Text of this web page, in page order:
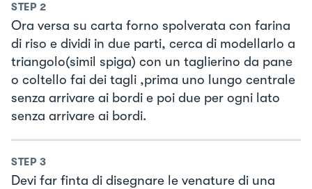
STEP 2
Ora versa su carta forno spolverata con farina
di riso e dividi in due parti, cerca di modellarlo a
triangolo(simil spiga) con un taglierino da pane
o coltello fai dei tagli ,prima uno lungo centrale
senza arrivare ai bordi e poi due per ogni lato
senza arrivare ai bordi.
STEP 3
Devi far finta di disegnare le venature di una